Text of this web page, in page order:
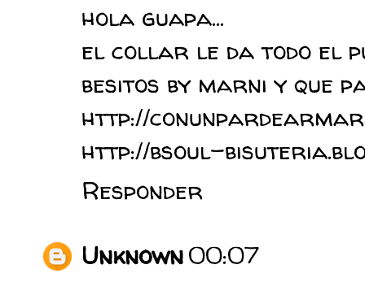
hola guapa...
el collar le da todo el
besitos by marni y que
http://
http://bsoul-
Responder
Unknown00:07